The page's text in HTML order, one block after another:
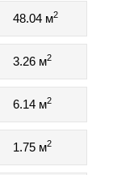
48.04 м2
3.26 м2
6.14 м2
1.75 м2